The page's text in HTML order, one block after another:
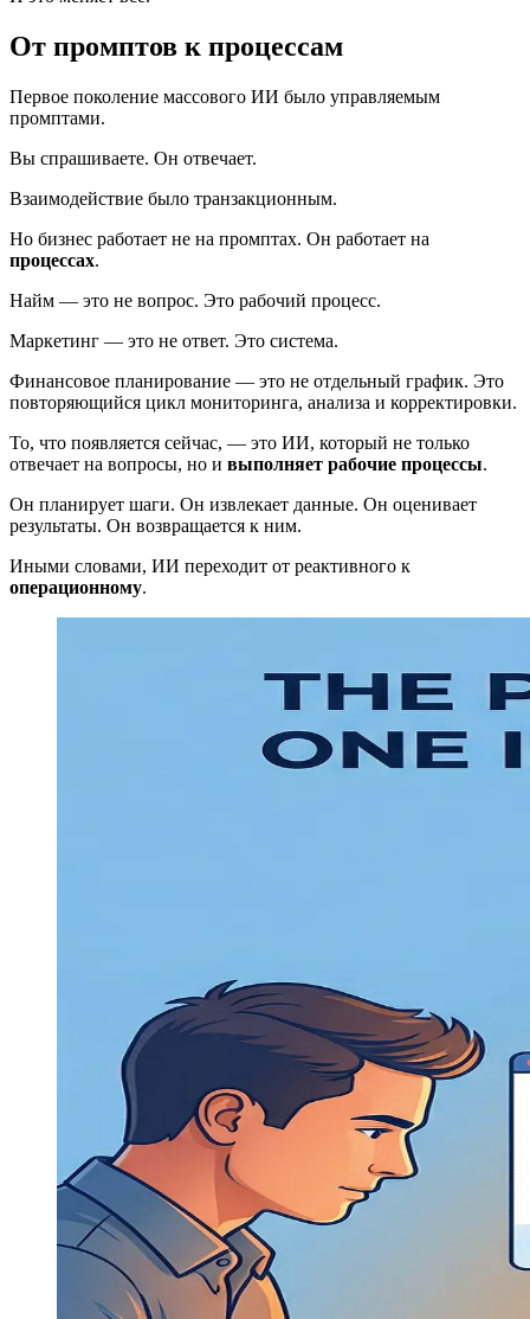
От промптов к процессам
Первое поколение массового ИИ было управляемым
промптами.
Вы спрашиваете. Он отвечает.
Взаимодействие было транзакционным.
Но бизнес работает не на промптах. Он работает на
процессах.
Найм — это не вопрос. Это рабочий процесс.
Маркетинг — это не ответ. Это система.
Финансовое планирование — это не отдельный график. Это
повторяющийся цикл мониторинга, анализа и корректировки.
То, что появляется сейчас, — это ИИ, который не только
отвечает на вопросы, но и выполняет рабочие процессы.
Он планирует шаги. Он извлекает данные. Он оценивает
результаты. Он возвращается к ним.
Иными словами, ИИ переходит от реактивного к
операционному.